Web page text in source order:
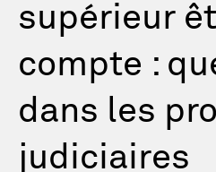
supérieur
compte :
dans les
judiciaires